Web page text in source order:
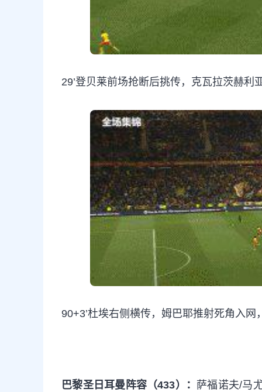
29’登贝莱前场抢断后挑传，克瓦拉茨赫利
90+3’杜埃右侧横传，姆巴耶推射死角入网
巴黎圣日耳曼阵容（433）： 萨福诺夫/马